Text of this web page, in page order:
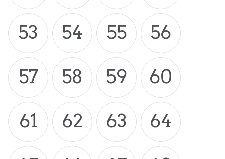
53
54 55
56
57
58 59
60
61
62 63
64